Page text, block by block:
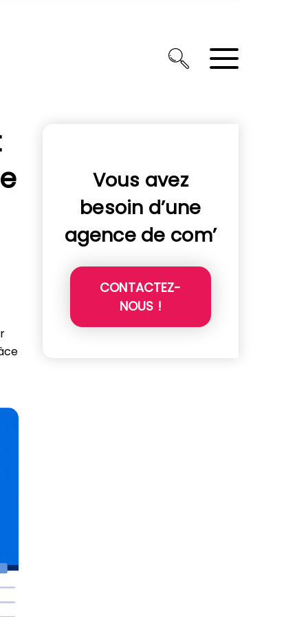
Vous avez
besoin d’une
agence de com’
CONTACTEZ-
NOUS !